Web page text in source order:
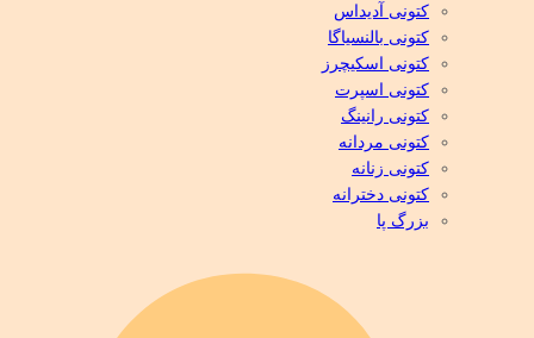
کتونی آدیداس
کتونی بالنسیاگا
کتونی اسکیچرز
کتونی اسپرت
کتونی رانینگ
کتونی مردانه
کتونی زنانه
کتونی دخترانه
بزرگ پا